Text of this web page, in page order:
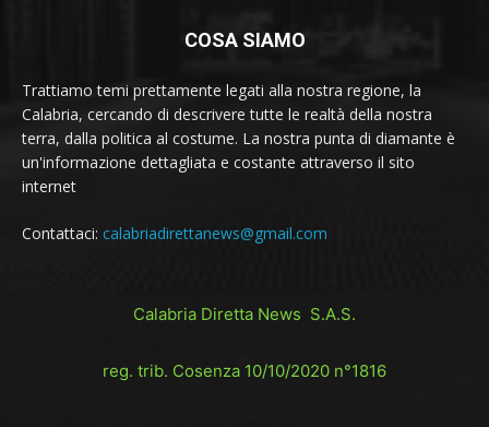
COSA SIAMO
Trattiamo temi prettamente legati alla nostra regione, la
Calabria, cercando di descrivere tutte le realtà della nostra
terra, dalla politica al costume. La nostra punta di diamante è
un'informazione dettagliata e costante attraverso il sito
internet
Contattaci: calabriadirettanews@gmail.com
Calabria Diretta News S.A.S.
reg. trib. Cosenza 10/10/2020 n°1816